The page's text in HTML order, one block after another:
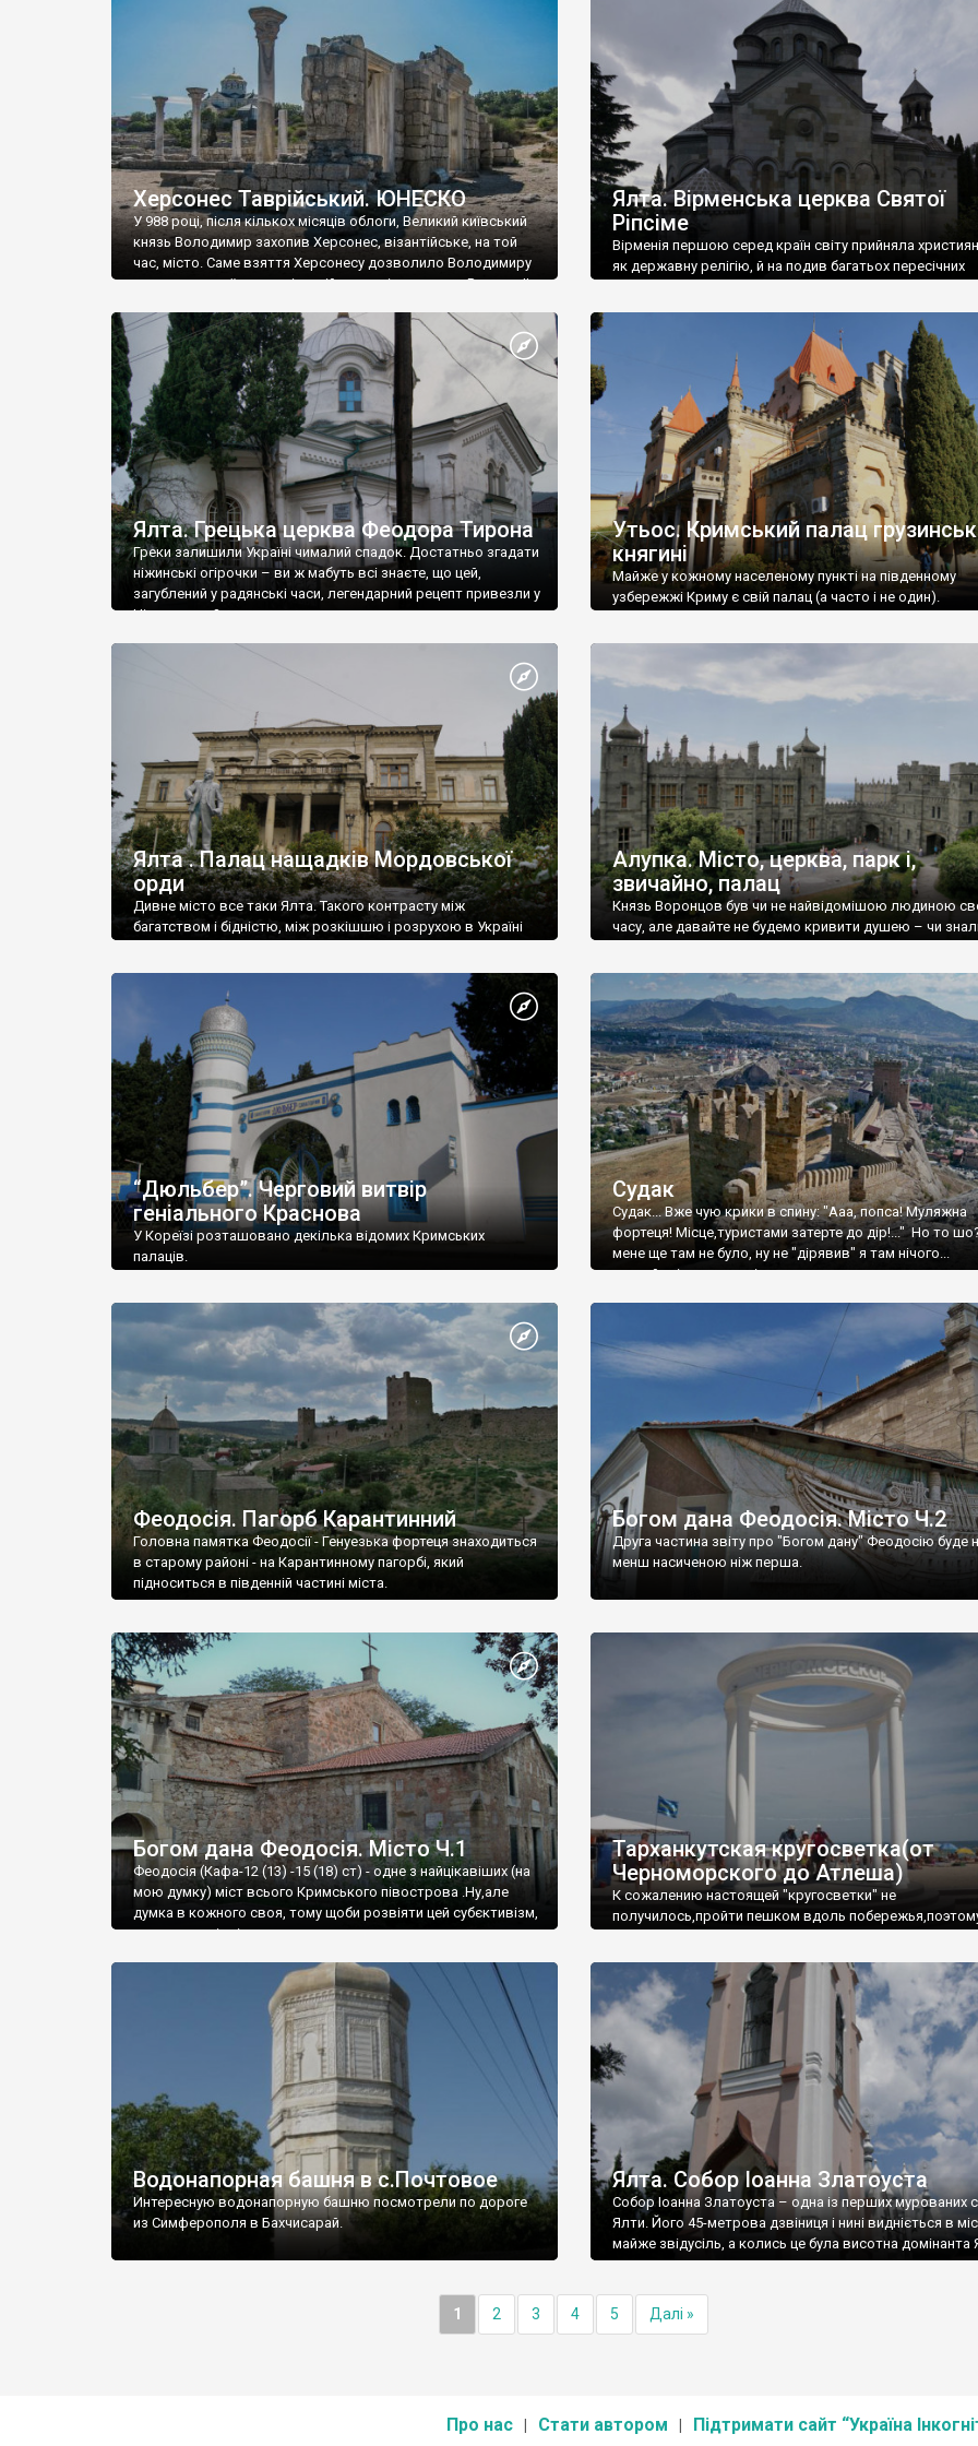
візантійської доби. Раритети викрадені з фондів об’єкту
культурної спадщини ЮНЕСКО «Херсонеса Таврійського».
Офіційно – на виставку «Золото Візантії», але експерти та
влада в Україні вважають це лише […]
називаються «повстяками» (postaki)…” “Вино. Крим
виробляє відмінне вино і його вдосталь: воно все
легке біле і дуже […]
Херсонес Таврійський. ЮНЕСКО
У 988 році, після кількох місяців облоги, Великий київський
князь Володимир захопив Херсонес, візантійське, на той
час, місто. Саме взяття Херсонесу дозволило Володимиру
диктувати свої умови візантійському імператору Василю ІІ,
Херсонесі Володимир-язичник, став Василем-
християнином. А потім було Хрещення Русі. На честь
Херсонесу Таврійського названо місто […]
Ялта. Вірменська церква Святої
Ріпсіме
Вірменія першою серед країн світу прийняла
як державну релігію, й на подив багатьох пересічних
Ялта. Грецька церква Феодора Тирона
Греки залишили Україні чималий спадок. Достатньо згадати
ніжинські огірочки – ви ж мабуть всі знаєте, що цей,
загублений у радянські часи, легендарний рецепт привезли у
Ніжин греки?
Утьос. Кримський палац
княгині
Майже у кожному населеному пункті на південному
узбережжі Криму є свій палац (а часто і не один).
Ялта . Палац нащадків Мордовської
орди
Дивне місто все таки Ялта. Такого контрасту між
багатством і бідністю, між розкішшю і розрухою в Україні
Алупка. Місто, церква, парк і,
звичайно, палац
Князь Воронцов був чи не найвідомішою людиною
часу, але давайте не будемо кривити душею – чи
“Дюльбер”. Черговий витвір
геніального Краснова
У Кореїзі розташовано декілька відомих Кримських
палаців.
Судак
Судак... Вже чую крики в спину: "Ааа, попса! Муляжна
фортеця! Місце,туристами затерте до дір!..." Но то
мене ще там не було, ну не "дірявив" я там нічого...
принаймні до цього літа.
Феодосія. Пагорб Карантинний
Головна памятка Феодосії - Генуезька фортеця знаходиться
в старому районі - на Карантинному пагорбі, який
підноситься в південній частині міста.
Богом дана Феодосія. Місто Ч.2
Друга частина звіту про "Богом дану" Феодосію буде
менш насиченою ніж перша.
Богом дана Феодосія. Місто Ч.1
Феодосія (Кафа-12 (13) -15 (18) ст) - одне з найцікавіших (на
мою думку) міст всього Кримського півострова .Ну,але
думка в кожного своя, тому щоби розвіяти цей субєктивізм,
запрошую відвідати це
Тарханкутская кругосветка(от
Черноморского до Атлеша)
К сожалению настоящей "кругосветки" не
получилось,пройти пешком вдоль
Водонапорная башня в с.Почтовое
Интересную водонапорную башню посмотрели по дороге
из Симферополя в Бахчисарай.
Ялта. Собор Іоанна Златоуста
Собор Іоанна Златоуста – одна із перших мурованих
Ялти. Його 45-метрова дзвіниця і нині видніється в
майже звідусіль, а колись це була висотна домінанта
1 2 3 4 5 Далі »
Про нас Стати автором Підтримати сайт “Україна